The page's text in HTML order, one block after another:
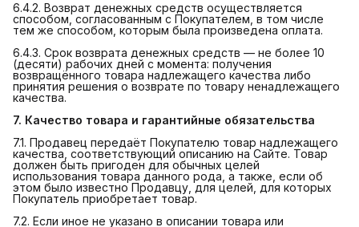
6.4.2. Возврат денежных средств осуществляется
способом, согласованным с Покупателем, в том числе
тем же способом, которым была произведена оплата.
6.4.3. Срок возврата денежных средств — не более 10
(десяти) рабочих дней с момента: получения
возвращённого товара надлежащего качества либо
принятия решения о возврате по товару ненадлежащего
качества.
7. Качество товара и гарантийные обязательства
7.1. Продавец передаёт Покупателю товар надлежащего
качества, соответствующий описанию на Сайте. Товар
должен быть пригоден для обычных целей
использования товара данного рода, а также, если об
этом было известно Продавцу, для целей, для которых
Покупатель приобретает товар.
7.2. Если иное не указано в описании товара или